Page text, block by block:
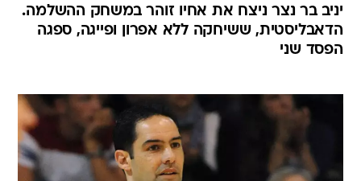
יניב בר נצר ניצח את אחיו זוהר במשחק ההשלמה.
הדאבליסטית, ששיחקה ללא אפרון ופייגה, ספגה
הפסד שני